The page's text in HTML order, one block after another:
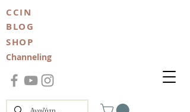
CCIN
BLOG
SHOP
Channeling